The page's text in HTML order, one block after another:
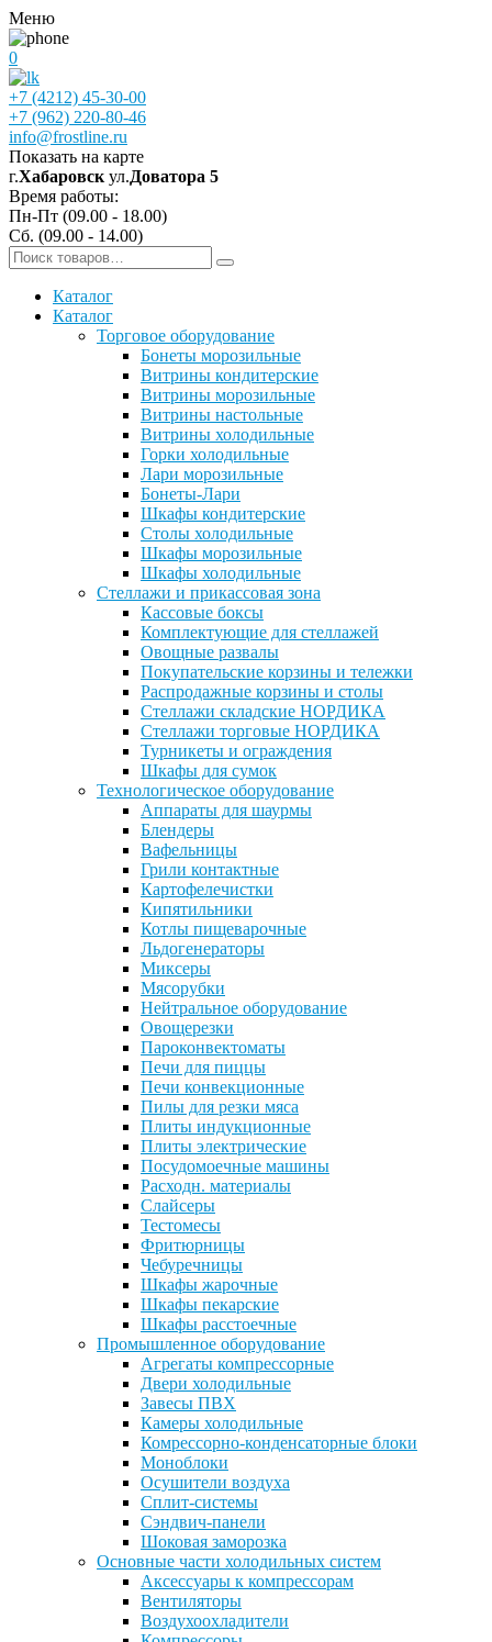
Меню
0
+7 (4212) 45-30-00
+7 (962) 220-80-46
info@frostline.ru
Показать на карте
г.Хабаровск ул.Доватора 5
Время работы:
Пн-Пт (09.00 - 18.00)
Сб. (09.00 - 14.00)
Каталог
Каталог
Торговое оборудование
Бонеты морозильные
Витрины кондитерские
Витрины морозильные
Витрины настольные
Витрины холодильные
Горки холодильные
Лари морозильные
Бонеты-Лари
Шкафы кондитерские
Столы холодильные
Шкафы морозильные
Шкафы холодильные
Стеллажи и прикассовая зона
Кассовые боксы
Комплектующие для стеллажей
Овощные развалы
Покупательские корзины и тележки
Распродажные корзины и столы
Стеллажи складские НОРДИКА
Стеллажи торговые НОРДИКА
Турникеты и ограждения
Шкафы для сумок
Технологическое оборудование
Аппараты для шаурмы
Блендеры
Вафельницы
Грили контактные
Картофелечистки
Кипятильники
Котлы пищеварочные
Льдогенераторы
Миксеры
Мясорубки
Нейтральное оборудование
Овощерезки
Пароконвектоматы
Печи для пиццы
Печи конвекционные
Пилы для резки мяса
Плиты индукционные
Плиты электрические
Посудомоечные машины
Расходн. материалы
Слайсеры
Тестомесы
Фритюрницы
Чебуречницы
Шкафы жарочные
Шкафы пекарские
Шкафы расстоечные
Промышленное оборудование
Агрегаты компрессорные
Двери холодильные
Завесы ПВХ
Камеры холодильные
Комрессорно-конденсаторные блоки
Моноблоки
Осушители воздуха
Сплит-системы
Сэндвич-панели
Шоковая заморозка
Основные части холодильных систем
Аксессуары к компрессорам
Вентиляторы
Воздухоохладители